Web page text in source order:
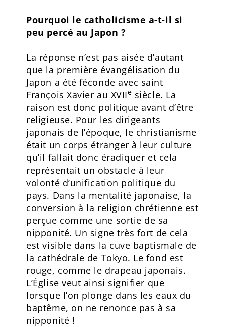
Pourquoi le catholicisme a-t-il si
peu percé au Japon ?
La réponse n’est pas aisée d’autant
que la première évangélisation du
Japon a été féconde avec saint
François Xavier au XVIIe siècle. La
raison est donc politique avant d’être
religieuse. Pour les dirigeants
japonais de l’époque, le christianisme
était un corps étranger à leur culture
qu’il fallait donc éradiquer et cela
représentait un obstacle à leur
volonté d’unification politique du
pays. Dans la mentalité japonaise, la
conversion à la religion chrétienne est
perçue comme une sortie de sa
nipponité. Un signe très fort de cela
est visible dans la cuve baptismale de
la cathédrale de Tokyo. Le fond est
rouge, comme le drapeau japonais.
L’Église veut ainsi signifier que
lorsque l’on plonge dans les eaux du
baptême, on ne renonce pas à sa
nipponité !